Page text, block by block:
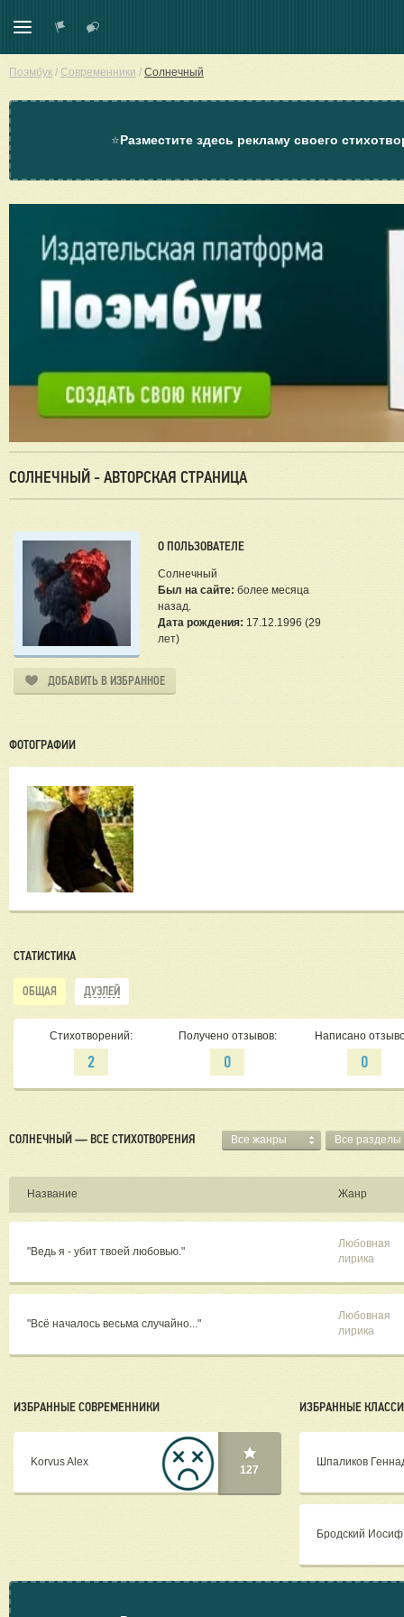
Поэмбук / Современники / Солнечный
⭐Разместите здесь рекламу своего
СОЛНЕЧНЫЙ - АВТОРСКАЯ СТРАНИЦА
О ПОЛЬЗОВАТЕЛЕ
Солнечный
Был на сайте: более месяца
назад.
Дата рождения: 17.12.1996 (29
лет)
ДОБАВИТЬ В ИЗБРАННОЕ
ФОТОГРАФИИ
СТАТИСТИКА
ОБЩАЯ ДУЭЛЕЙ
Стихотворений:
2
Получено отзывов:
0
Написано
0
СОЛНЕЧНЫЙ — ВСЕ СТИХОТВОРЕНИЯ Все жанры Все разделы
Название Жанр
"Ведь я - убит твоей любовью."
Любовная
лирика
"Всё началось весьма случайно..."
Любовная
лирика
ИЗБРАННЫЕ СОВРЕМЕННИКИ
Korvus Alex
127
ИЗБРАННЫЕ
Шпаликов
Бродский Иосиф